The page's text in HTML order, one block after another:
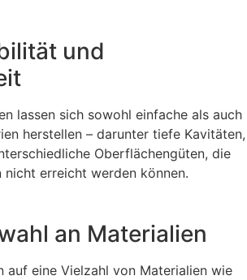
und
lassen sich sowohl einfache als auch
herstellen – darunter tiefe Kavitäten,
Oberflächengüten, die
nicht erreicht werden können.
an Materialien
auf eine Vielzahl von Materialien wie